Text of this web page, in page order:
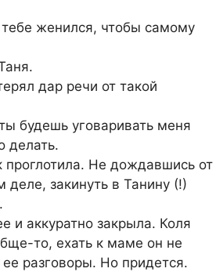
женился, чтобы самому
дар речи от такой
будешь уговаривать меня
делать.
Не дождавшись от
закинуть в Танину (!)
и аккуратно закрыла. Коля
то, ехать к маме он не
разговоры. Но придется.